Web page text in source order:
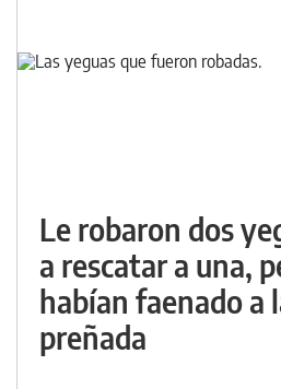
Le robaron dos
a rescatar a una,
habían faenado a
preñada